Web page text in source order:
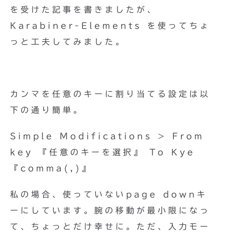
を受けた記事を書きましたが、
Karabiner-Elements を使ってちょ
っと工夫してみました。
カンマを任意のキーに割り当てる設定は以
下の通り簡単。
Simple Modifications > From
key 『任意のキーを選択』 To Kye
『comma(,)』
私の場合、使っていないpage downキ
ーにしています。腕の移動が最小限になっ
て、ちょっとだけ幸せに。ただ、入力モー